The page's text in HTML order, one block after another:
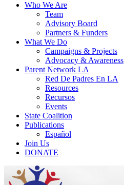
Who We Are
Team
Advisory Board
Partners & Funders
What We Do
Campaigns & Projects
Advocacy & Awareness
Parent Network LA
Red De Padres En LA
Resources
Recursos
Events
State Coalition
Publications
Español
Join Us
DONATE